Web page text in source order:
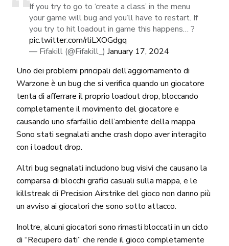
If you try to go to ‘create a class’ in the menu
your game will bug and you’ll have to restart. If
you try to hit loadout in game this happens… ?
pic.twitter.com/rliLXOGdgq
— Fifakill (@Fifakill_)January 17, 2024
Uno dei problemi principali dell’aggiornamento di
Warzone è un bug che si verifica quando un giocatore
tenta di afferrare il proprio loadout drop, bloccando
completamente il movimento del giocatore e
causando uno sfarfallio dell’ambiente della mappa.
Sono stati segnalati anche crash dopo aver interagito
con i loadout drop.
Altri bug segnalati includono bug visivi che causano la
comparsa di blocchi grafici casuali sulla mappa, e le
killstreak di Precision Airstrike del gioco non danno più
un avviso ai giocatori che sono sotto attacco.
Inoltre, alcuni giocatori sono rimasti bloccati in un ciclo
di “Recupero dati” che rende il gioco completamente